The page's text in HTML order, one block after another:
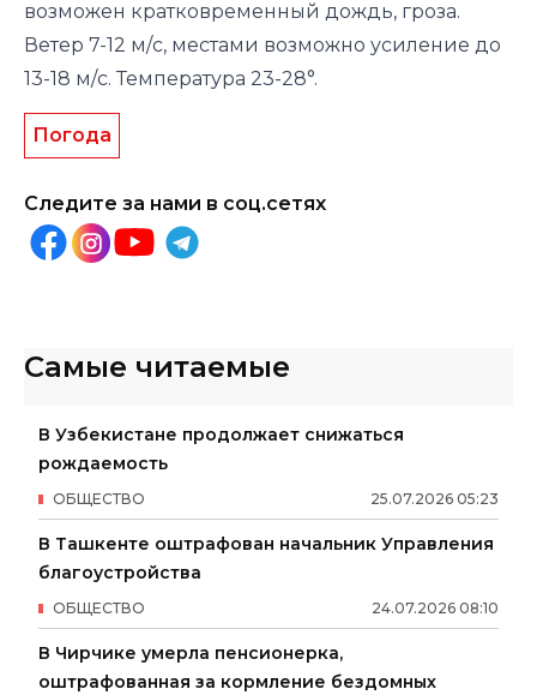
возможен кратковременный дождь, гроза.
Ветер 7-12 м/с, местами возможно усиление до
13-18 м/с. Температура 23-28°.
Погода
Следите за нами в соц.сетях
Самые читаемые
В Узбекистане продолжает снижаться
рождаемость
25.07.2026 05:23
ОБЩЕСТВО
В Ташкенте оштрафован начальник Управления
благоустройства
24.07.2026 08:10
ОБЩЕСТВО
В Чирчике умерла пенсионерка,
оштрафованная за кормление бездомных